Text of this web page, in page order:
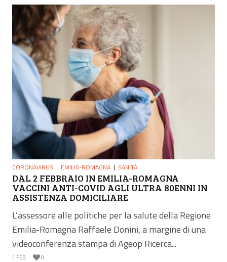
CORONAVIRUS EMILIA-ROMAGNA SANITÀ
DAL 2 FEBBRAIO IN EMILIA-ROMAGNA
VACCINI ANTI-COVID AGLI ULTRA 80ENNI IN
ASSISTENZA DOMICILIARE
L’assessore alle politiche per la salute della Regione
Emilia-Romagna Raffaele Donini, a margine di una
videoconferenza stampa di Ageop Ricerca...
1 FEB 0